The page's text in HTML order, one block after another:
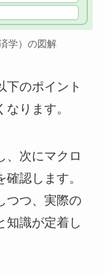
学）の図解
下のポイント
ります。
、次にマクロ
認します。
つつ、実際の
知識が定着し